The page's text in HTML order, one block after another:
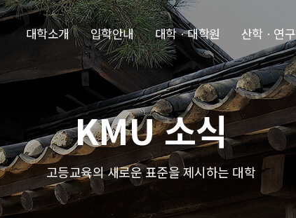
주메뉴 바로가기
본문내용 바로가기
푸터 바로가기
대학소개 입학안내 대학ㆍ대학원 산학ㆍ연구
KMU 소식
고등교육의 새로운 표준을 제시하는 대학